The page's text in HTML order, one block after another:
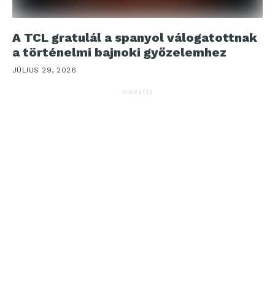
A TCL gratulál a spanyol válogatottnak
a történelmi bajnoki győzelemhez
JÚLIUS 29, 2026
HIRDETÉS